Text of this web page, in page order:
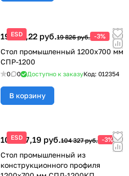
ESD
19 231,22 руб.19 826 руб. -3%
Стол промышленный 1200x700 мм
СПР-1200
0 0 Доступно к заказуКод: 012354
В корзину
ESD
101 197,19 руб.104 327 руб. -3%
Стол промышленный из
конструкционного профиля